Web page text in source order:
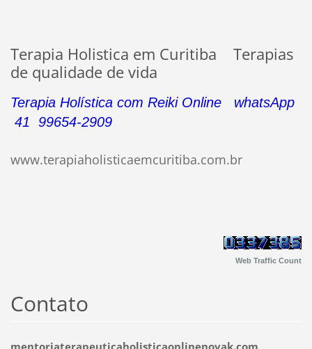
Terapia Holistica em Curitiba Terapias
de qualidade de vida
Terapia Holística com Reiki Online whatsApp
41 99654-2909
www.terapiaholisticaemcuritiba.com.br
Web Traffic Count
Contato